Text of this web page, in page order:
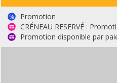
Promotion
CRÉNEAU RESERVÉ :
Promotion disponible par